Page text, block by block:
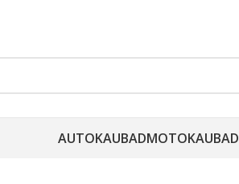
AUTOKAUBADMOTOKAUBAD